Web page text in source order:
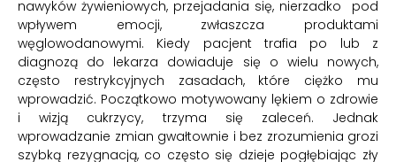
nawyków żywieniowych, przejadania się, nierzadko pod
wpływem emocji, zwłaszcza produktami
węglowodanowymi. Kiedy pacjent trafia po lub z
diagnozą do lekarza dowiaduje się o wielu nowych,
często restrykcyjnych zasadach, które ciężko mu
wprowadzić. Początkowo motywowany lękiem o zdrowie
i wizją cukrzycy, trzyma się zaleceń. Jednak
wprowadzanie zmian gwałtownie i bez zrozumienia grozi
szybką rezygnacją, co często się dzieje pogłębiając zły